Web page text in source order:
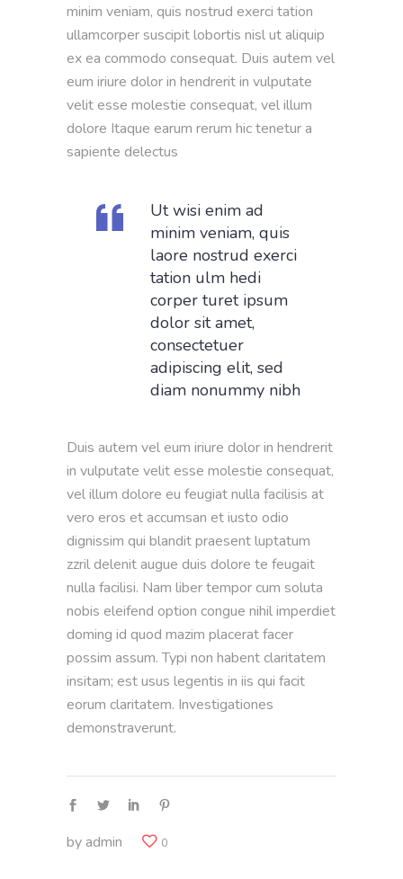
minim veniam, quis nostrud exerci tation
ullamcorper suscipit lobortis nisl ut aliquip
ex ea commodo consequat. Duis autem vel
eum iriure dolor in hendrerit in vulputate
velit esse molestie consequat, vel illum
dolore Itaque earum rerum hic tenetur a
sapiente delectus
Ut wisi enim ad
minim veniam, quis
laore nostrud exerci
tation ulm hedi
corper turet ipsum
dolor sit amet,
consectetuer
adipiscing elit, sed
diam nonummy nibh
Duis autem vel eum iriure dolor in hendrerit
in vulputate velit esse molestie consequat,
vel illum dolore eu feugiat nulla facilisis at
vero eros et accumsan et iusto odio
dignissim qui blandit praesent luptatum
zzril delenit augue duis dolore te feugait
nulla facilisi. Nam liber tempor cum soluta
nobis eleifend option congue nihil imperdiet
doming id quod mazim placerat facer
possim assum. Typi non habent claritatem
insitam; est usus legentis in iis qui facit
eorum claritatem. Investigationes
demonstraverunt.
byadmin 0